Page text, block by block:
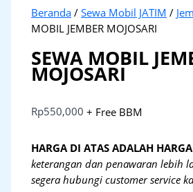
Beranda /Sewa Mobil JATIM /
MOBIL JEMBER MOJOSARI
SEWA MOBIL
MOJOSARI
Rp550,000 + Free BBM
HARGA DI ATAS ADALAH
keterangan dan penawaran lebih
segera hubungi customer service